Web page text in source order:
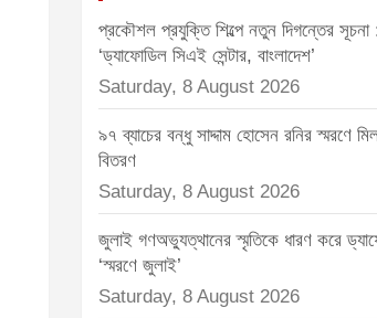
প্রকৌশল প্রযুক্তি শিল্পে নতুন দিগন্তের
‘ড্যাফোডিল সিএই সেন্টার, বাংলাদেশ’
Saturday, 8 August 2026
৯৭ ব্যাচের বন্ধু সাদ্দাম হোসেন রনির স্মরণে
বিতরণ
Saturday, 8 August 2026
জুলাই গণঅভ্যুত্থানের স্মৃতিকে ধারণ করে
‘স্মরণে জুলাই’
Saturday, 8 August 2026